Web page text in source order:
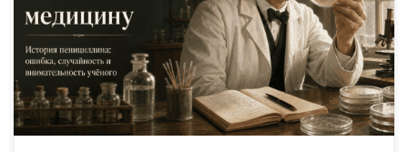
академическими речами, а через боковой вход — в виде
грязной чашки, забывчивости, плесени и вопроса: «А
что это у нас тут такое?» Согласитесь, звучит не слишком
торжественно. Не мраморная […]